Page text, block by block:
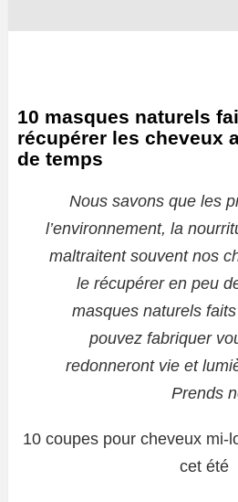
10 masques naturels
récupérer les cheveux
de temps
Nous savons que les
l’environnement, la
maltraitent souvent nos
le récupérer en peu
masques naturels
pouvez fabriquer
redonneront vie et
Prends
10 coupes pour cheveux mi-
cet été